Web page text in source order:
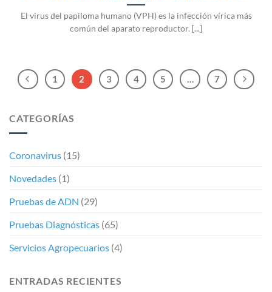
El virus del papiloma humano (VPH) es la infección vírica más
común del aparato reproductor. [...]
1 2 3 4 5 7
CATEGORÍAS
Coronavirus (15)
Novedades (1)
Pruebas de ADN (29)
Pruebas Diagnósticas (65)
Servicios Agropecuarios (4)
ENTRADAS RECIENTES